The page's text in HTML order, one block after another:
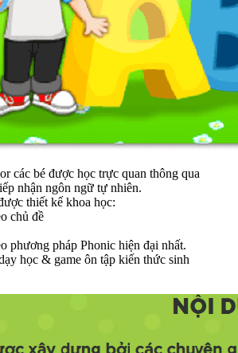
các bé được học trực quan thông qua
nhận ngôn ngữ tự nhiên.
thiết kế khoa học:
chủ đề
phương pháp Phonic hiện đại nhất.
học & game ôn tập kiến thức sinh